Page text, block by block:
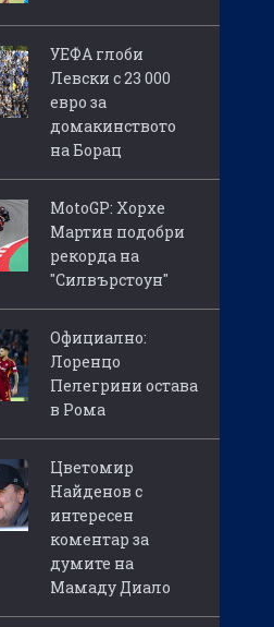
УЕФА глоби
Левски с 23 000
евро за
домакинството
на Борац
MotoGP: Хорхе
Мартин подобри
рекорда на
"Силвърстоун"
Официално:
Лоренцо
Пелегрини остава
в Рома
Цветомир
Найденов с
интересен
коментар за
думите на
Мамаду Диало